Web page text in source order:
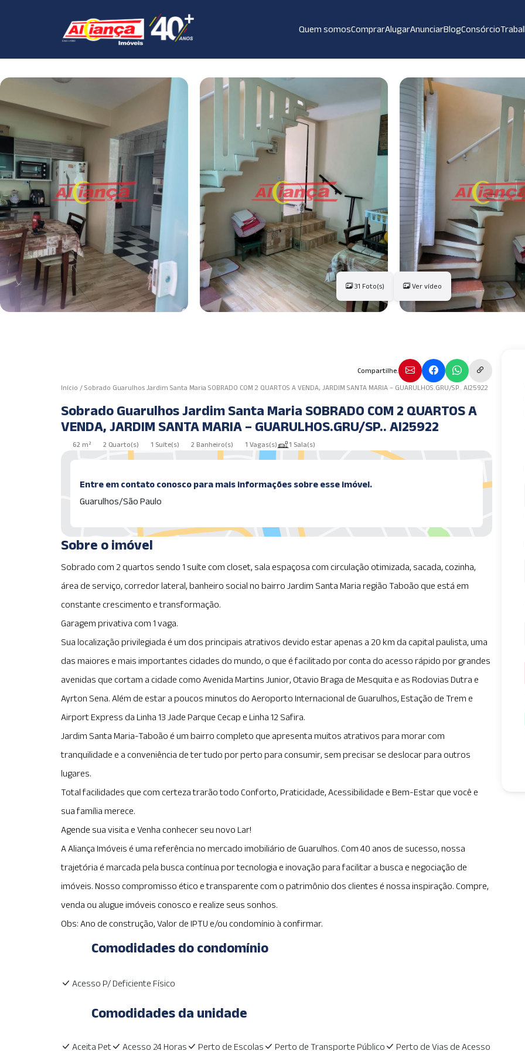
Quem somosComprarAlugarAnunciarBlogConsórcio
31 Foto(s) Ver vídeo
Compartilhe.
Início / Sobrado Guarulhos Jardim Santa Maria SOBRADO COM 2 QUARTOS A VENDA, JARDIM SANTA MARIA – GUARULHOS.GRU/SP.. AI25922
Sobrado Guarulhos Jardim Santa Maria SOBRADO COM 2 QUARTOS A
VENDA, JARDIM SANTA MARIA – GUARULHOS.GRU/SP.. AI25922
62 m² 2 Quarto(s) 1 Suíte(s) 2 Banheiro(s) 1 Vagas(s) 1 Sala(s)
Entre em contato conosco para mais informações sobre esse imóvel.
Guarulhos/São Paulo
Sobre o imóvel
Sobrado com 2 quartos sendo 1 suíte com closet, sala espaçosa com circulação otimizada, sacada, cozinha,
área de serviço, corredor lateral, banheiro social no bairro Jardim Santa Maria região Taboão que está em
constante crescimento e transformação.
Garagem privativa com 1 vaga.
Sua localização privilegiada é um dos principais atrativos devido estar apenas a 20 km da capital paulista, uma
das maiores e mais importantes cidades do mundo, o que é facilitado por conta do acesso rápido por grandes
avenidas que cortam a cidade como Avenida Martins Junior, Otavio Braga de Mesquita e as Rodovias Dutra e
Ayrton Sena. Além de estar a poucos minutos do Aeroporto Internacional de Guarulhos, Estação de Trem e
Airport Express da Linha 13 Jade Parque Cecap e Linha 12 Safira.
Jardim Santa Maria-Taboão é um bairro completo que apresenta muitos atrativos para morar com
tranquilidade e a conveniência de ter tudo por perto para consumir, sem precisar se deslocar para outros
lugares.
Total facilidades que com certeza trarão todo Conforto, Praticidade, Acessibilidade e Bem-Estar que você e
sua família merece.
Agende sua visita e Venha conhecer seu novo Lar!
A Aliança Imóveis é uma referência no mercado imobiliário de Guarulhos. Com 40 anos de sucesso, nossa
trajetória é marcada pela busca contínua por tecnologia e inovação para facilitar a busca e negociação de
imóveis. Nosso compromisso ético e transparente com o patrimônio dos clientes é nossa inspiração. Compre,
venda ou alugue imóveis conosco e realize seus sonhos.
Obs: Ano de construção, Valor de IPTU e/ou condomínio à confirmar.
Comodidades do condomínio
Acesso P/ Deficiente Físico
Comodidades da unidade
Aceita Pet Acesso 24 Horas Perto de Escolas Perto de Transporte Público Perto de Vias de Acesso